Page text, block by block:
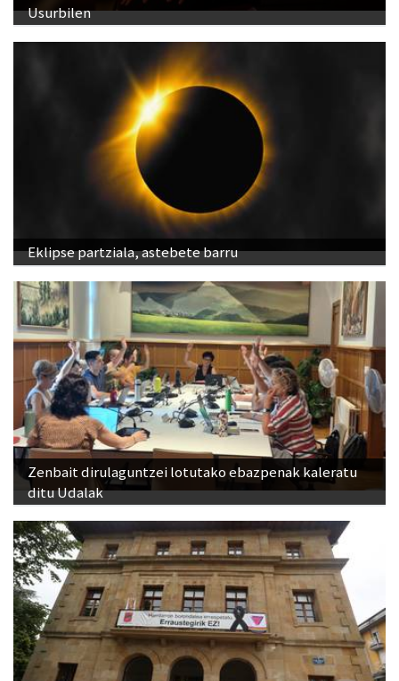
Usurbilen
Eklipse partziala, astebete barru
Zenbait dirulaguntzei lotutako ebazpenak kaleratu
ditu Udalak